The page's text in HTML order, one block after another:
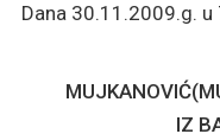
Dana 30.11.2009.g.
IZ